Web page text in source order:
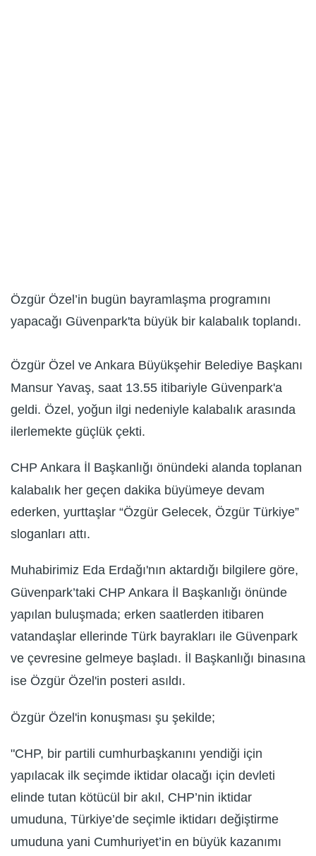
Özgür Özel’in bugün bayramlaşma programını
yapacağı Güvenpark'ta büyük bir kalabalık toplandı.
Özgür Özel ve Ankara Büyükşehir Belediye Başkanı
Mansur Yavaş, saat 13.55 itibariyle Güvenpark'a
geldi. Özel, yoğun ilgi nedeniyle kalabalık arasında
ilerlemekte güçlük çekti.
CHP Ankara İl Başkanlığı önündeki alanda toplanan
kalabalık her geçen dakika büyümeye devam
ederken, yurttaşlar “Özgür Gelecek, Özgür Türkiye”
sloganları attı.
Muhabirimiz Eda Erdağı'nın aktardığı bilgilere göre,
Güvenpark’taki CHP Ankara İl Başkanlığı önünde
yapılan buluşmada; erken saatlerden itibaren
vatandaşlar ellerinde Türk bayrakları ile Güvenpark
ve çevresine gelmeye başladı. İl Başkanlığı binasına
ise Özgür Özel'in posteri asıldı.
Özgür Özel'in konuşması şu şekilde;
"CHP, bir partili cumhurbaşkanını yendiği için
yapılacak ilk seçimde iktidar olacağı için devleti
elinde tutan kötücül bir akıl, CHP’nin iktidar
umuduna, Türkiye’de seçimle iktidarı değiştirme
umuduna yani Cumhuriyet’in en büyük kazanımı